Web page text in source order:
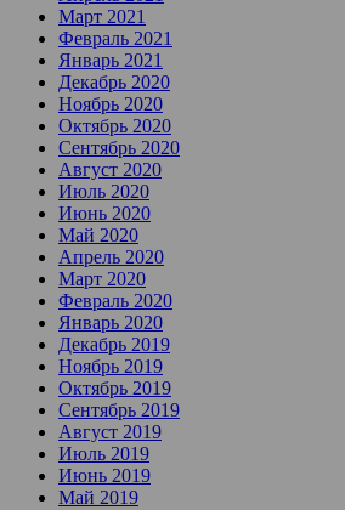
Март 2021
Февраль 2021
Январь 2021
Декабрь 2020
Ноябрь 2020
Октябрь 2020
Сентябрь 2020
Август 2020
Июль 2020
Июнь 2020
Май 2020
Апрель 2020
Март 2020
Февраль 2020
Январь 2020
Декабрь 2019
Ноябрь 2019
Октябрь 2019
Сентябрь 2019
Август 2019
Июль 2019
Июнь 2019
Май 2019